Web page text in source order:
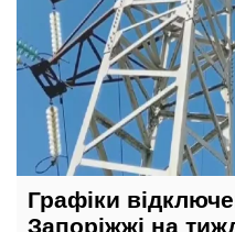
Графіки
Запоріжжі на